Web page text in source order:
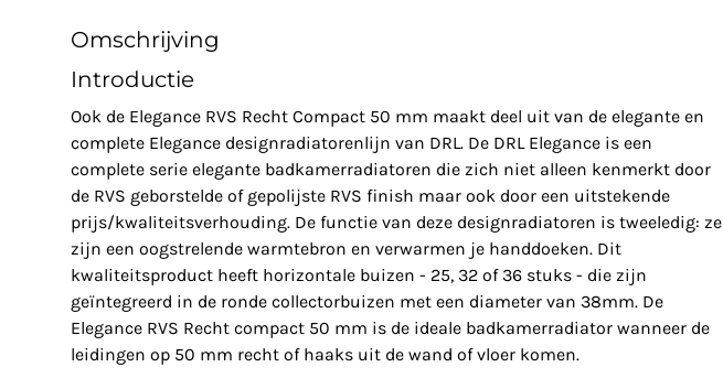
Omschrijving
Introductie
Ook de Elegance RVS Recht Compact 50 mm maakt deel uit van de elegante en
complete Elegance designradiatorenlijn van DRL. De DRL Elegance is een
complete serie elegante badkamerradiatoren die zich niet alleen kenmerkt door
de RVS geborstelde of gepolijste RVS finish maar ook door een uitstekende
prijs/kwaliteitsverhouding. De functie van deze designradiatoren is tweeledig: ze
zijn een oogstrelende warmtebron en verwarmen je handdoeken. Dit
kwaliteitsproduct heeft horizontale buizen - 25, 32 of 36 stuks - die zijn
geïntegreerd in de ronde collectorbuizen met een diameter van 38mm. De
Elegance RVS Recht compact 50 mm is de ideale badkamerradiator wanneer de
leidingen op 50 mm recht of haaks uit de wand of vloer komen.